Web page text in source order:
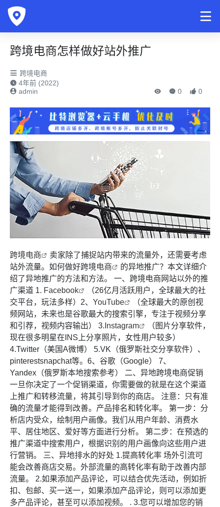
跨境电商怎样做好站外推广
跨境电商
4年前 (2022)
admin
0 0
跨境电商
卖家除了捕捉站内带来的流量外，还需要考虑
站外流量。如何做好跨境电商
的异地推广？本文详细介
绍了异地推广的方法和方法。 一、跨境电商网站以外的推
广渠道 1. Facebook
（26亿月活跃用户，全球最大的社
交平台，玩法多样）2、 YouTube
（全球最大的原创视
频网站，未来也是谷歌最大的搜索引擎，专注于视频分享
和引荐，视频内容输出） 3. Instagram
（图片分享软件，
现在很多明星在INS上分享照片，女性用户较多）
4.Twitter（美国A微博） 5.VK（俄罗斯社交分享软件）、
pinterestsnapchat等。6、谷歌（Google） 7、
Yandex（俄罗斯本地搜索参考） 二、异地跨境电商促销
一旦你决定了一个促销渠道，你需要做的就是在这个渠道
上推广和转移流量，将其引导到你的商店。 注意：只有准
确的流量才能得到改善。产品排名和转化率。 第一步：分
析店内受众，绘制用户画像。我们从用户年龄、消费水
平、居住地区、爱好等方面进行分析。 第二步：在预选的
推广渠道中搜索用户，根据识别的用户画像向这些用户进
行营销。 三、异地排水的好处 1.提高转化率 场外引流可
能会改善商店交易。外部流量的高转化率有助于改善内部
流量。 2.如果添加产品评论，可以结合优先活动，例如折
扣、包邮、买一送一，如果添加产品评论，则可以添加更
多产品评论，甚至可以添加视频。 . 3.您可以增加您的销